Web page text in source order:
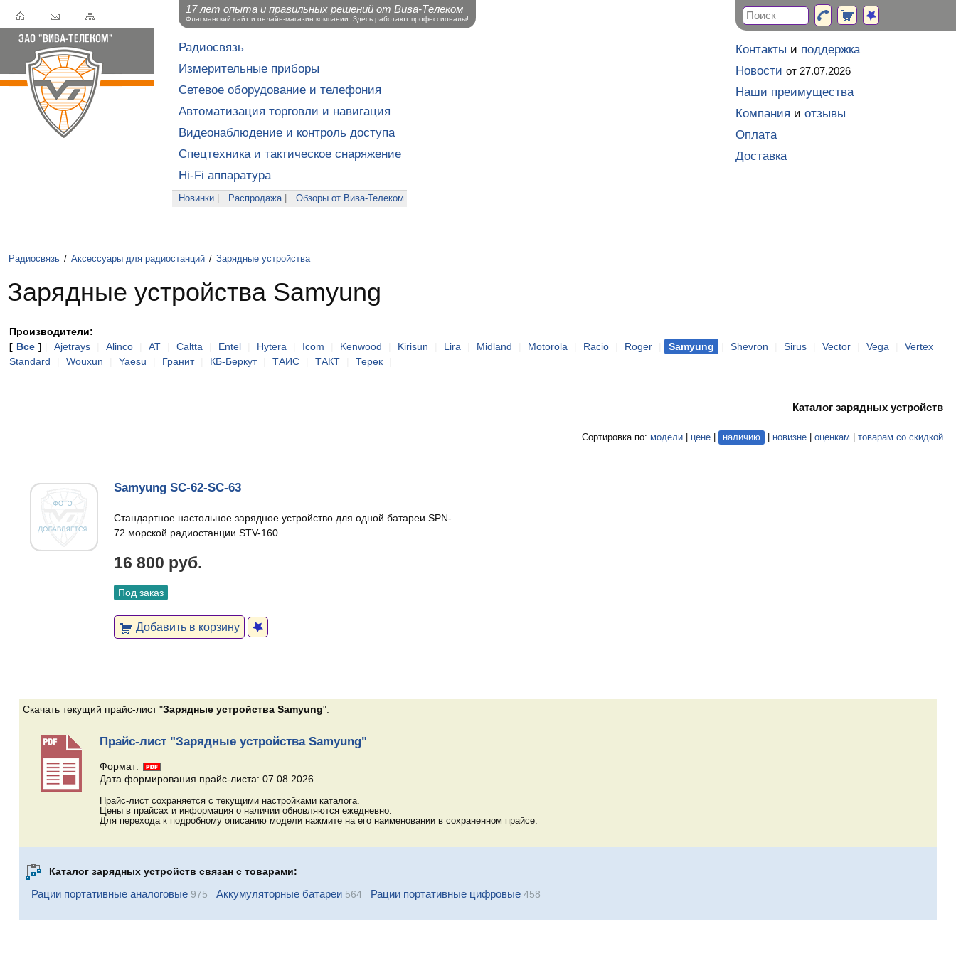
Радиосвязь
Измерительные приборы
Сетевое оборудование и телефония
Автоматизация торговли и навигация
Видеонаблюдение и контроль доступа
Спецтехника и тактическое снаряжение
Hi-Fi аппаратура
Новинки Распродажа| Обзоры от Вива-Телеком
Радиосвязь / Аксессуары для радиостанций / Зарядные устройства
Зарядные устройства Samyung
Производители:
[ Все ] Ajetrays Alinco AT Caltta Entel Hytera Icom Kenwood Kirisun Lira Midland Motorola Racio Roger Samyung Shevron Sirus Vector Vega
Vertex
Standard
Wouxun Yaesu Гранит КБ-Беркут ТАИС ТАКТ Терек
Каталог зарядных устройств
Сортировка по: модели цене наличию новизне оценкам товарам со скидкой
Samyung SC-62-SC-63
Стандартное настольное зарядное устройство для одной батареи SPN-
72 морской радиостанции STV-160.
16 800 руб.
Под заказ
Добавить в корзину
Скачать текущий прайс-лист "Зарядные устройства Samyung":
Прайс-лист "Зарядные устройства Samyung"
Формат:
Дата формирования прайс-листа: 07.08.2026.
Прайс-лист сохраняется с текущими настройками каталога.
Цены в прайсах и информация о наличии обновляются ежедневно.
Для перехода к подробному описанию модели нажмите на его наименовании в сохраненном прайсе.
Каталог зарядных устройств связан с товарами:
Рации портативные аналоговые975 Аккумуляторные батареи564 Рации портативные цифровые458
Контакты и поддержка
Новости от 27.07.2026
Наши преимущества
Компания и отзывы
Оплата
Доставка
17 лет опыта и правильных решений от Вива-Телеком
Флагманский сайт и онлайн-магазин компании. Здесь работают профессионалы!